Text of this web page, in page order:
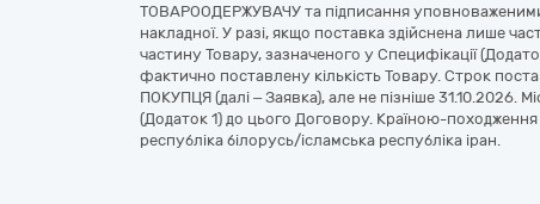
ТОВАРООДЕРЖУВАЧУ та підписання
накладної. У разі, якщо поставка здійснена лише
частину Товару, зазначеного у Специфікації
фактично поставлену кількість Товару. Строк
ПОКУПЦЯ (далі – Заявка), але не пізніше 31.10.2026.
(Додаток 1) до цього Договору. Країною-
республіка білорусь/ісламська республіка іран.